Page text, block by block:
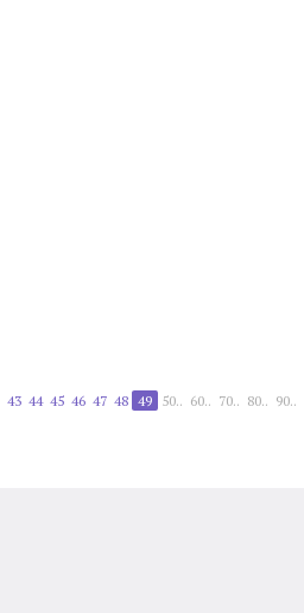
43 44 45 46 47 48 49 50.. 60.. 70.. 80.. 90..